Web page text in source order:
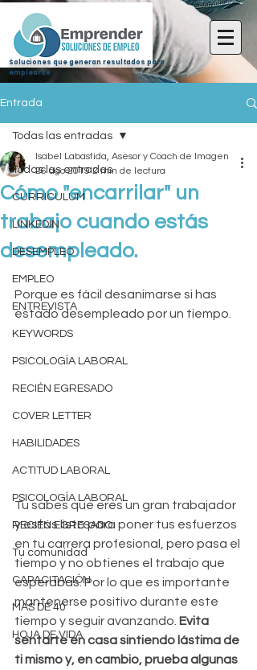
Soluciones que generan resultados para
emplearse
Entrada
Todas las entradas
CURRICULUM
LINKEDIN
DESEMPLEO
EMPLEO
ENTREVISTA
KEYWORDS
PSICOLOGÍA LABORAL
RECIÉN EGRESADO
COVER LETTER
HABILIDADES
ACTITUD LABORAL
PSICOLOGÍA LABORAL
RECIÉN EGRESADO
Tu comunidad
CAPACITACIÓN
MAS DE 40
HOJA DE VIDA
Todas las entradas
Cómo "encarrilar" un
trabajo cuando estás
desempleado.
Isabel Labastida, Asesor y Coach de Imagen
26 ago 2019 2 min de lectura
Porque es fácil desanimarse si has
estado desempleado por un tiempo.
Tu sabes que eres un gran trabajador
y estás listo para poner tus esfuerzos
en tu carrera profesional, pero pasa el
tiempo y no obtienes el trabajo que
esperabas. Por lo que es importante
mantenerse positivo durante este
tiempo y seguir avanzando. Evita
sentarte en casa sintiendo lástima de
ti mismo y, en cambio, prueba algunas